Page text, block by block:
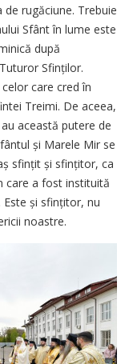
rugăciune. Trebuie
Sfânt în lume este
după
Sfinților.
care cred în
Treimi. De aceea,
această putere de
și Marele Mir se
sfințit și sfințitor, ca
care a fost instituită
Este și sfințitor, nu
noastre.